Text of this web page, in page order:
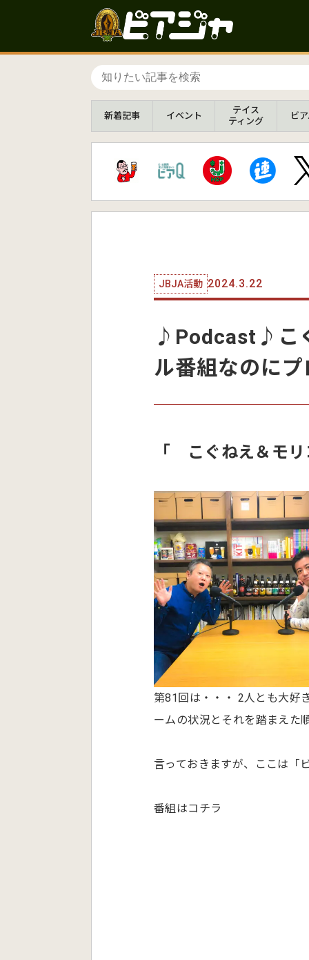
新着記事 イベント
テイス
ティング
ビ
JBJA活動 2024.3.22
♪Podcast♪こ
ル番組なのに
「 こぐねえ＆モ
第81回は・・・ 2人とも大好
ームの状況とそれを踏まえた
言っておきますが、ここは「
番組はコチラ